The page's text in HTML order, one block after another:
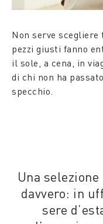
Non serve
pezzi giusti fanno
il sole, a cena, in
di chi non ha
specchio.
Una
davvero: in
sere